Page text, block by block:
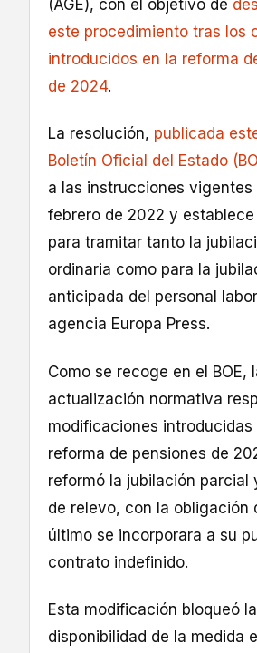
(AGE), con el objetivo de
este procedimiento tras los
introducidos en la reforma
de 2024.
La resolución, publicada
Boletín Oficial del Estado
a las instrucciones vigentes
febrero de 2022 y
para tramitar tanto la
ordinaria como para la
anticipada del personal
agencia Europa Press.
Como se recoge en el BOE,
actualización normativa
modificaciones introducidas
reforma de pensiones de
reformó la jubilación parcial
de relevo, con la obligación
último se incorporara a su
contrato indefinido.
Esta modificación bloqueó la
disponibilidad de la medida